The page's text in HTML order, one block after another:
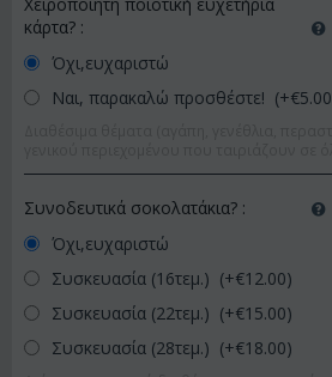
κάρτα? :
Όχι,ευχαριστώ
Ναι, παρακαλώ προσθέστε! (+€5.00
Συνοδευτικά σοκολατάκια? :
Όχι,ευχαριστώ
Συσκευασία (16τεμ.) (+€12.00)
Συσκευασία (22τεμ.) (+€15.00)
Συσκευασία (28τεμ.) (+€18.00)